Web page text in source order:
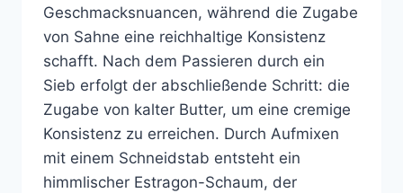
Geschmacksnuancen, während die Zugabe
von Sahne eine reichhaltige Konsistenz
schafft. Nach dem Passieren durch ein
Sieb erfolgt der abschließende Schritt: die
Zugabe von kalter Butter, um eine cremige
Konsistenz zu erreichen. Durch Aufmixen
mit einem Schneidstab entsteht ein
himmlischer Estragon-Schaum, der